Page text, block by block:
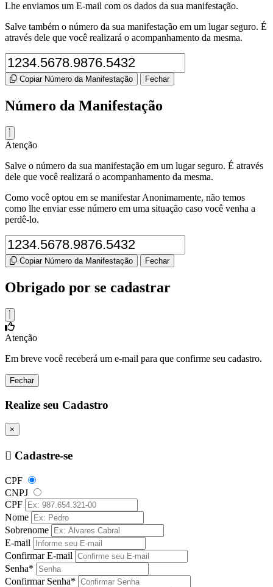
Lhe enviamos um E-mail com os dados da sua manifestação.
Salve também o número da sua manifestação em um lugar seguro. É
através dele que você realizará o acompanhamento da mesma.
Copiar Número da Manifestação Fechar
Número da Manifestação
Atenção
Salve o número da sua manifestação em um lugar seguro. É através
dele que você realizará o acompanhamento da mesma.
Como você optou em se manifestar Anonimamente, não temos
como lhe enviar esse número em uma situação caso você venha a
perdê-lo.
Copiar Número da Manifestação Fechar
Obrigado por se cadastrar
Atenção
Em breve você receberá um e-mail para que confirme seu cadastro.
Fechar
Realize seu Cadastro
×
Cadastre-se
CPF
CNPJ
CPF
Nome
Sobrenome
E-mail
Confirmar E-mail
Senha*
Confirmar Senha*